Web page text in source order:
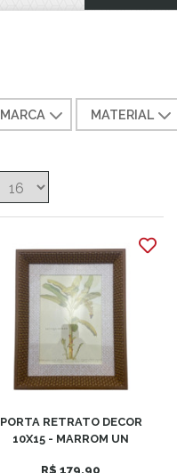
MARCA MATERIAL
PORTA RETRATO DECOR
10X15 - MARROM UN
R$ 179,90